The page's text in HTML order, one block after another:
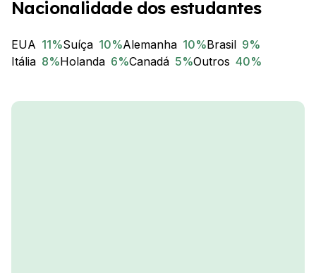
Nacionalidade dos estudantes
EUA 11%Suíça 10%Alemanha 10%Brasil 9%
Itália 8%Holanda 6%Canadá 5%Outros 40%